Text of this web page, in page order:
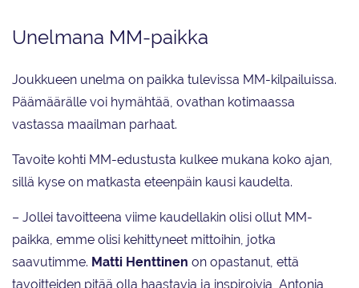
Unelmana MM-paikka
Joukkueen unelma on paikka tulevissa MM-kilpailuissa.
Päämäärälle voi hymähtää, ovathan kotimaassa
vastassa maailman parhaat.
Tavoite kohti MM-edustusta kulkee mukana koko ajan,
sillä kyse on matkasta eteenpäin kausi kaudelta.
– Jollei tavoitteena viime kaudellakin olisi ollut MM-
paikka, emme olisi kehittyneet mittoihin, jotka
saavutimme. Matti Henttinen on opastanut, että
tavoitteiden pitää olla haastavia ja inspiroivia, Antonia